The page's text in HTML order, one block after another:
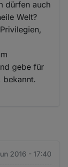
dürfen auch
Welt?
gebe für
bekannt.
2016 - 17:40